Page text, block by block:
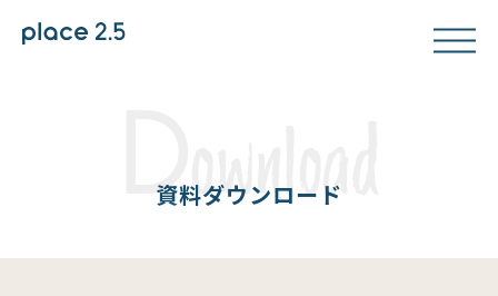
Download
資料ダウンロード